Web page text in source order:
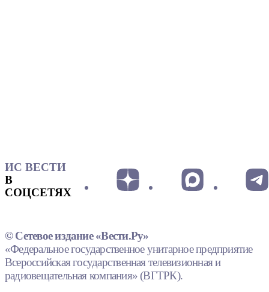
ИС ВЕСТИ
В
СОЦСЕТЯХ
© Сетевое издание «Вести.Ру»
«Федеральное государственное унитарное предприятие
Всероссийская государственная телевизионная и
радиовещательная компания» (ВГТРК).